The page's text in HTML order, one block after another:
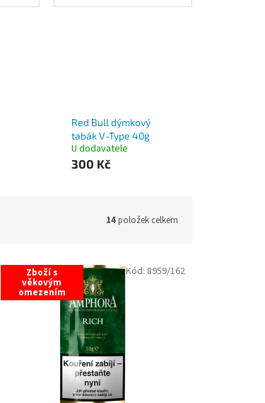
Red Bull dýmkový
tabák V-Type 40g
U dodavatele
300 Kč
14položek celkem
Zboží s
věkovým
omezením
Kód: 8959/162